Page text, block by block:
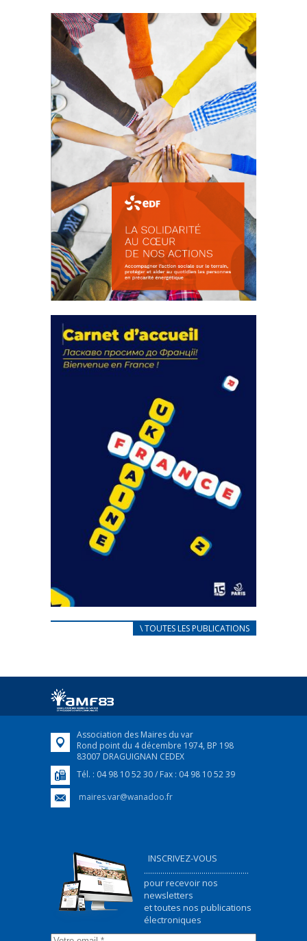
La prévention des conflits
d’intérêts
18 septembre 2023
FEUILLETER
actions
18 septembre 2023
FEUILLETER
CARNET D’ACCUEIL
Afin d’accompagner au mieux les réfugiés
FEUILLETER
\ TOUTES LES PUBLICATIONS
Association des Maires du var
Rond point du 4 décembre 1974, BP 198
83007 DRAGUIGNAN CEDEX
Tél. : 04 98 10 52 30 / Fax : 04 98 10 52 39
maires.var@wanadoo.fr
INSCRIVEZ-VOUS
...................................................
pour recevoir nos
newsletters
et toutes nos publications
électroniques